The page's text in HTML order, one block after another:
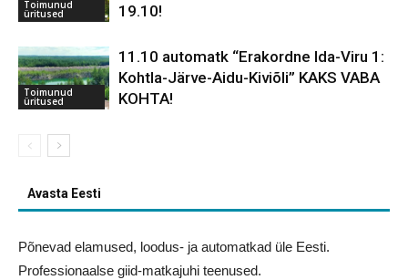
Toimunud
üritused 19.10!
Toimunud
üritused
11.10 automatk “Erakordne Ida-Viru 1:
Kohtla-Järve-Aidu-Kiviõli” KAKS VABA
KOHTA!
Avasta Eesti
Põnevad elamused, loodus- ja automatkad üle Eesti.
Professionaalse giid-matkajuhi teenused.